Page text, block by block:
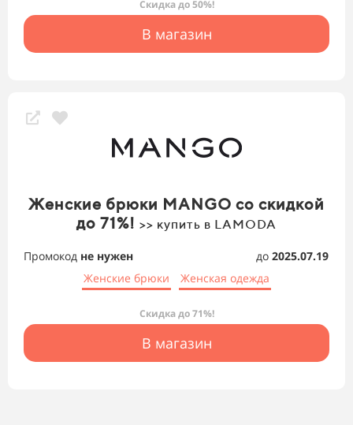
Скидка до 50%!
В магазин
Женские брюки MANGO со скидкой
до 71%! >> купить в LAMODA
Промокод не нужен до 2025.07.19
Женские брюки
Женская одежда
Скидка до 71%!
В магазин